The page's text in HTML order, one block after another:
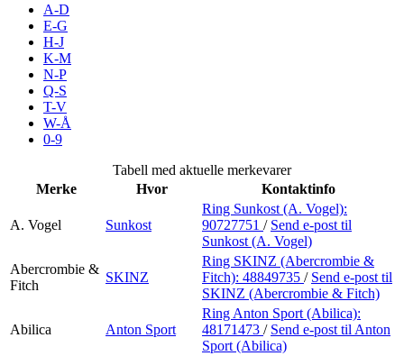
Inspirasjon
Søk
Praktisk informasjon
Ledige stillinger
Magasin
Gavekort
Finn frem
A-D
E-G
H-J
K-M
N-P
Q-S
T-V
W-Å
0-9
Tabell med aktuelle merkevarer
Merke
Hvor Kontaktinfo
A. Vogel Sunkost
Ring Sunkost (A. Vogel):
90727751 / Send e-post til
Sunkost (A. Vogel)
Abercrombie &
Fitch
SKINZ
Ring SKINZ (Abercrombie &
Fitch): 48849735 / Send e-post til
SKINZ (Abercrombie & Fitch)
Abilica Anton Sport
Ring Anton Sport (Abilica):
48171473 / Send e-post til Anton
Sport (Abilica)